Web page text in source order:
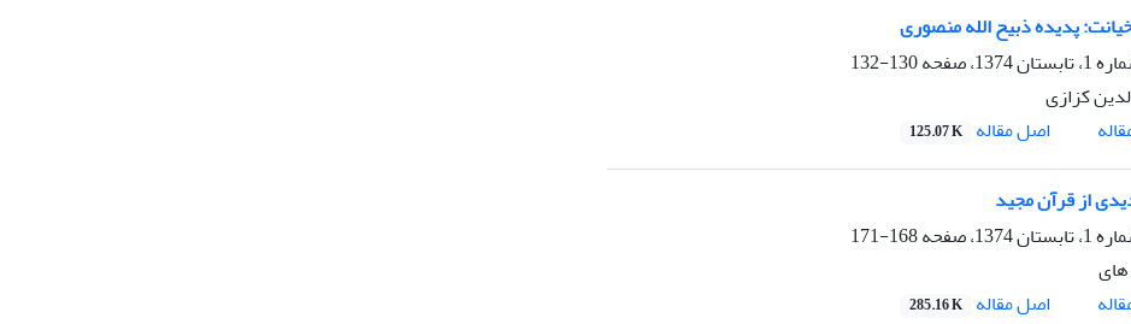
پدیده ذبیح الله منصوری
130-132
کزازی
اصل مقاله 125.07 K
از قرآن مجید
168-171
های
اصل مقاله 285.16 K